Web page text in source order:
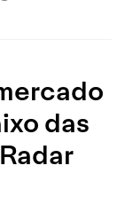
das
Radar